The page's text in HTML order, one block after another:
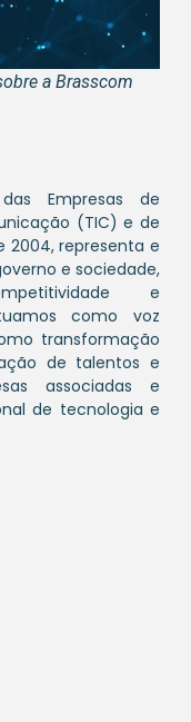
a Brasscom
Empresas de
(TIC) e de
2004, representa e
e sociedade,
e
como voz
transformação
de talentos e
associadas e
de tecnologia e